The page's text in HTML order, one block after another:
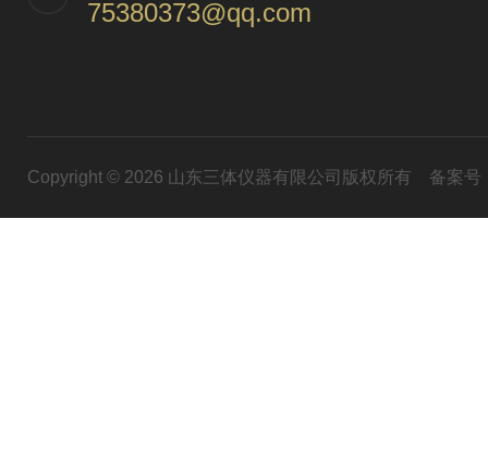
75380373@qq.com
Copyright © 2026 山东三体仪器有限公司版权所有 备案号